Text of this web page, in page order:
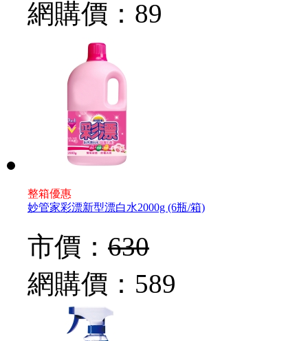
網購價： 89
整箱優惠
妙管家彩漂新型漂白水2000g (6瓶/箱)
市價： 630
網購價： 589